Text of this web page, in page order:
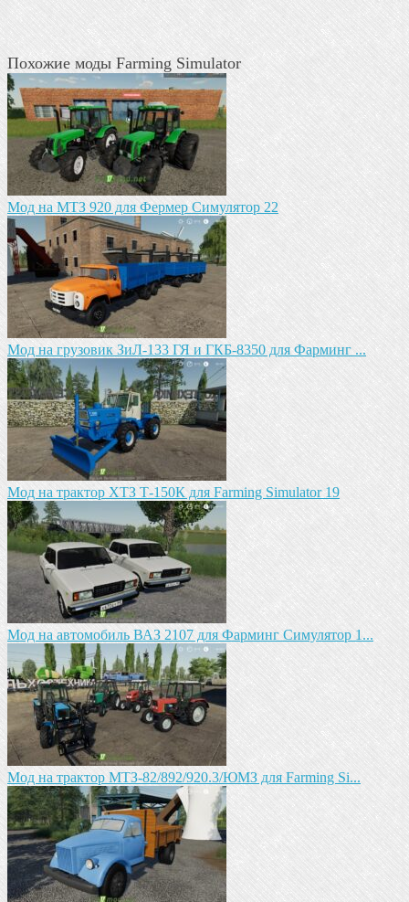
Похожие моды Farming Simulator
Мод на МТЗ 920 для Фермер Симулятор 22
Мод на грузовик ЗиЛ-133 ГЯ и ГКБ-8350 для Фарминг ...
Мод на трактор ХТЗ Т-150К для Farming Simulator 19
Мод на автомобиль ВАЗ 2107 для Фарминг Симулятор 1...
Мод на трактор МТЗ-82/892/920.3/ЮМЗ для Farming Si...